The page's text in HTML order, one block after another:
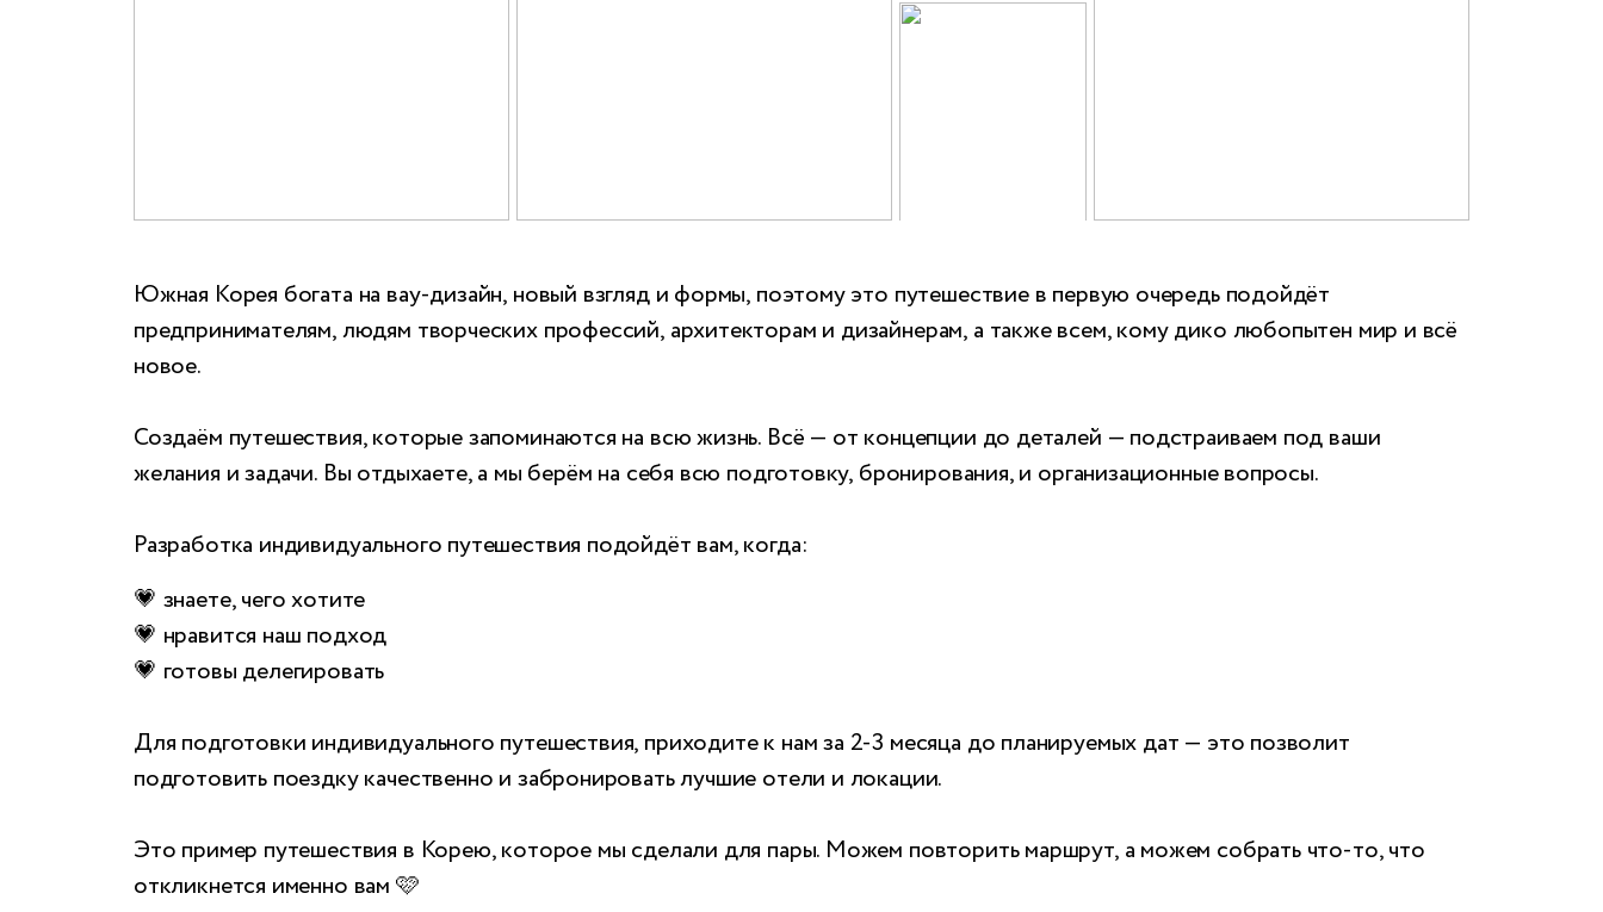
Южная Корея богата на вау-дизайн, новый взгляд и формы, поэтому это путешествие в первую очередь подойдёт
предпринимателям, людям творческих профессий, архитекторам и дизайнерам, а также всем, кому дико любопытен мир и всё
новое.
Создаём путешествия, которые запоминаются на всю жизнь. Всё — от концепции до деталей — подстраиваем под ваши
желания и задачи. Вы отдыхаете, а мы берём на себя всю подготовку, бронирования, и организационные вопросы.
Разработка индивидуального путешествия подойдёт вам, когда:
💗 знаете, чего хотите
💗 нравится наш подход
💗 готовы делегировать
Для подготовки индивидуального путешествия, приходите к нам за 2-3 месяца до планируемых дат — это позволит
подготовить поездку качественно и забронировать лучшие отели и локации.
Это пример путешествия в Корею, которое мы сделали для пары. Можем повторить маршрут, а можем собрать что-то, что
откликнется именно вам 🩷